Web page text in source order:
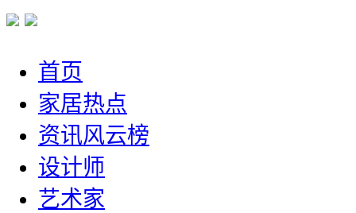
首页
家居热点
资讯风云榜
设计师
艺术家